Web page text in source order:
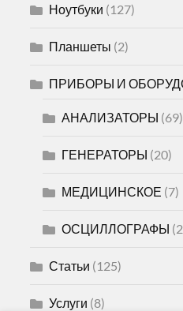
Ноутбуки (127)
Планшеты (2)
ПРИБОРЫ И
АНАЛИЗАТОРЫ (69)
ГЕНЕРАТОРЫ (20)
МЕДИЦИНСКОЕ (7)
ОСЦИЛЛОГРАФЫ
Статьи (125)
Услуги (8)